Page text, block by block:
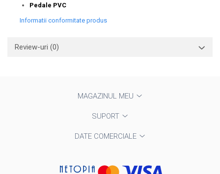
Pedale PVC
Informatii conformitate produs
Review-uri (0)
MAGAZINUL MEU
SUPORT
DATE COMERCIALE